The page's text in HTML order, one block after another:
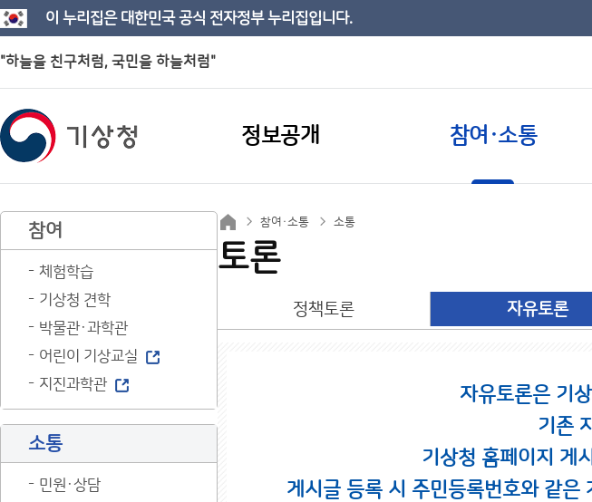
이 누리집은 대한민국 공식 전자정부 누리집입니다.
"하늘을 친구처럼, 국민을 하늘처럼"
정보공개 참여·소통
참여
체험학습
기상청 견학
박물관·과학관
어린이 기상교실
지진과학관
소통
민원·상담
참여·소통 소통
토론
정책토론 자유토론
자유토론은 기
기존
기상청 홈페이지 게
게시글 등록 시 주민등록번호와 같은